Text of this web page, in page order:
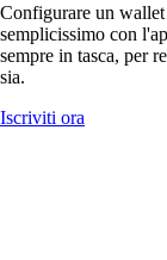
Configurare un
semplicissimo con
sempre in tasca, per
sia.
Iscriviti ora